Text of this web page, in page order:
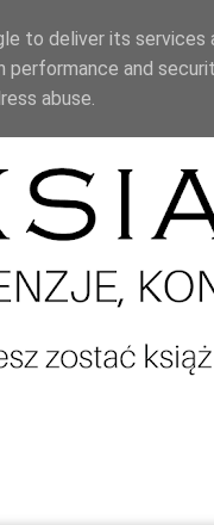
to deliver its
performance and
abuse.